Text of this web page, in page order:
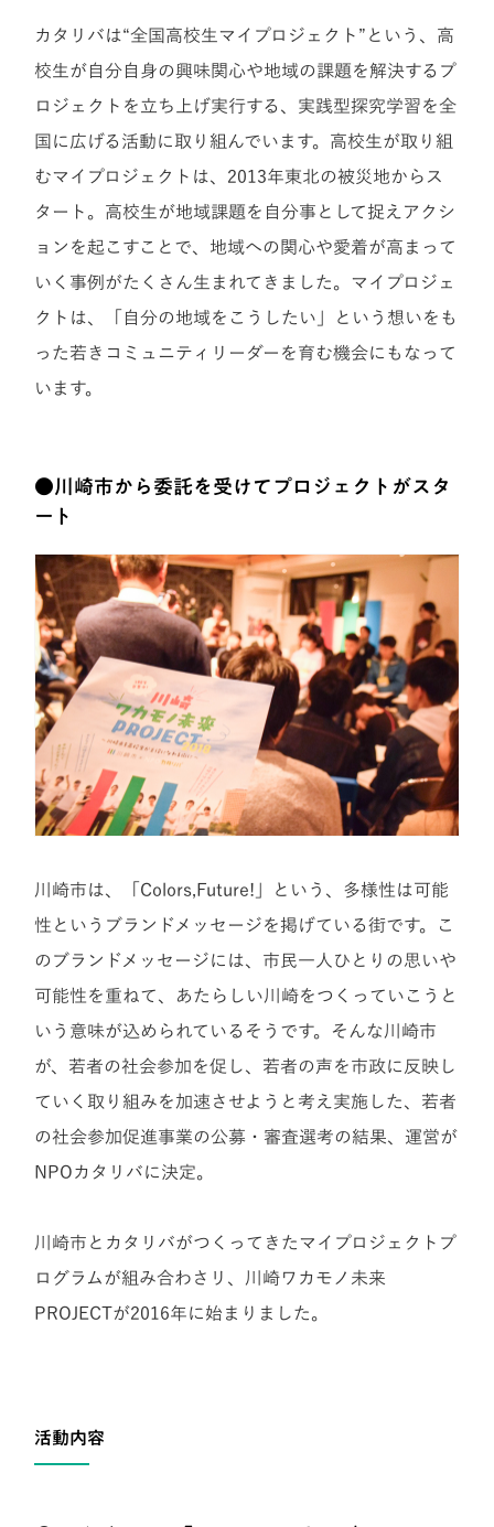
カタリバは“全国高校生マイプロジェクト”という、高
校生が自分自身の興味関心や地域の課題を解決するプ
ロジェクトを立ち上げ実行する、実践型探究学習を全
国に広げる活動に取り組んでいます。高校生が取り組
むマイプロジェクトは、2013年東北の被災地からス
タート。高校生が地域課題を自分事として捉えアクシ
ョンを起こすことで、地域への関心や愛着が高まって
いく事例がたくさん生まれてきました。マイプロジェ
クトは、「自分の地域をこうしたい」という想いをも
った若きコミュニティリーダーを育む機会にもなって
います。
●川崎市から委託を受けてプロジェクトがスタ
ート
川崎市は、「Colors,Future!」という、多様性は可能
性というブランドメッセージを掲げている街です。こ
のブランドメッセージには、市民一人ひとりの思いや
可能性を重ねて、あたらしい川崎をつくっていこうと
いう意味が込められているそうです。そんな川崎市
が、若者の社会参加を促し、若者の声を市政に反映し
ていく取り組みを加速させようと考え実施した、若者
の社会参加促進事業の公募・審査選考の結果、運営が
NPOカタリバに決定。
川崎市とカタリバがつくってきたマイプロジェクトプ
ログラムが組み合わさリ、川崎ワカモノ未来
PROJECTが2016年に始まりました。
活動内容